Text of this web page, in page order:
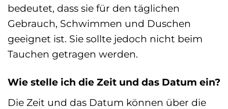
bedeutet, dass sie für den täglichen
Gebrauch, Schwimmen und Duschen
geeignet ist. Sie sollte jedoch nicht beim
Tauchen getragen werden.
Wie stelle ich die Zeit und das Datum ein?
Die Zeit und das Datum können über die